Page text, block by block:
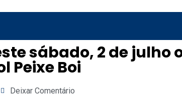
sábado, 2 de julho
Peixe Boi
Deixar Comentário